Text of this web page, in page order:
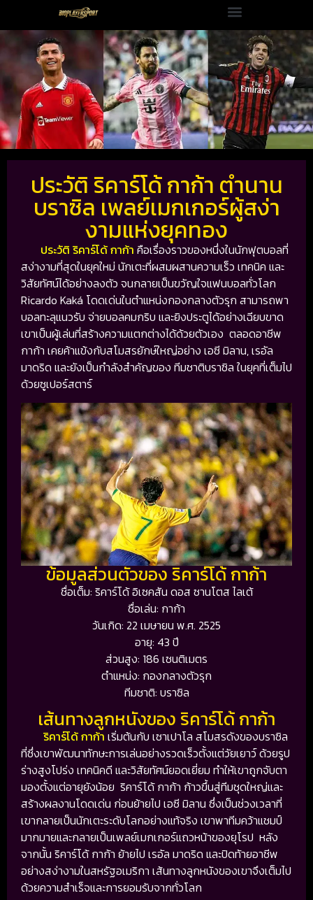
ประวัติ ริคาร์โด้ กาก้า ตำนาน
บราซิล เพลย์เมกเกอร์ผู้สง่า
งามแห่งยุคทอง
ประวัติ ริคาร์โด้ กาก้า คือเรื่องราวของหนึ่งในนักฟุตบอลที่
สง่างามที่สุดในยุคใหม่ นักเตะที่ผสมผสานความเร็ว เทคนิค และ
วิสัยทัศน์ได้อย่างลงตัว จนกลายเป็นขวัญใจแฟนบอลทั่วโลก
Ricardo Kaká โดดเด่นในตำแหน่งกองกลางตัวรุก สามารถพา
บอลทะลุแนวรับ จ่ายบอลคมกริบ และยิงประตูได้อย่างเฉียบขาด
เขาเป็นผู้เล่นที่สร้างความแตกต่างได้ด้วยตัวเอง ตลอดอาชีพ
กาก้า เคยค้าแข้งกับสโมสรยักษ์ใหญ่อย่าง เอซี มิลาน,เรอัล
มาดริด และยังเป็นกำลังสำคัญของ ทีมชาติบราซิลในยุคที่เต็มไป
ด้วยซูเปอร์สตาร์
ข้อมูลส่วนตัวของ ริคาร์โด้ กาก้า
ชื่อเต็ม: ริคาร์โด้ อิเซคสัน ดอส ซานโตส ไลเต้
ชื่อเล่น: กาก้า
วันเกิด: 22 เมษายน พ.ศ. 2525
อายุ: 43 ปี
ส่วนสูง: 186 เซนติเมตร
ตำแหน่ง: กองกลางตัวรุก
ทีมชาติ: บราซิล
เส้นทางลูกหนังของ ริคาร์โด้ กาก้า
ริคาร์โด้ กาก้า เริ่มต้นกับ เซาเปาโล สโมสรดังของบราซิล
ที่ซึ่งเขาพัฒนาทักษะการเล่นอย่างรวดเร็วตั้งแต่วัยเยาว์ ด้วยรูป
ร่างสูงโปร่ง เทคนิคดี และวิสัยทัศน์ยอดเยี่ยม ทำให้เขาถูกจับตา
มองตั้งแต่อายุยังน้อย ริคาร์โด้ กาก้า ก้าวขึ้นสู่ทีมชุดใหญ่และ
สร้างผลงานโดดเด่น ก่อนย้ายไป เอซี มิลาน ซึ่งเป็นช่วงเวลาที่
เขากลายเป็นนักเตะระดับโลกอย่างแท้จริง เขาพาทีมคว้าแชมป์
มากมายและกลายเป็นเพลย์เมกเกอร์แถวหน้าของยุโรป หลัง
จากนั้น ริคาร์โด้ กาก้า ย้ายไป เรอัล มาดริด และปิดท้ายอาชีพ
อย่างสง่างามในสหรัฐอเมริกา เส้นทางลูกหนังของเขาจึงเต็มไป
ด้วยความสำเร็จและการยอมรับจากทั่วโลก